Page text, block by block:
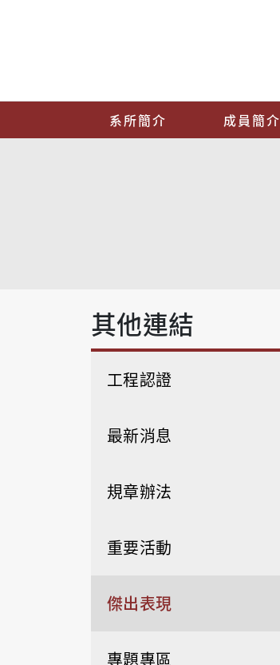
系所簡介 成員簡介
其他連結
工程認證
最新消息
規章辦法
重要活動
傑出表現
專題專區